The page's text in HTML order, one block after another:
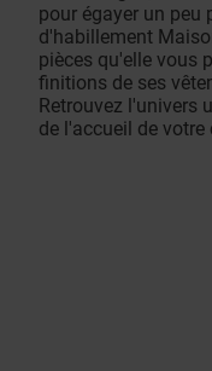
pour égayer un peu
d'habillement
pièces qu'elle vous
finitions de ses
Retrouvez l'univers
de l'accueil de